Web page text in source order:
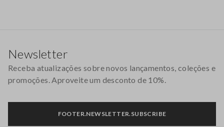
Newsletter
Receba atualizações sobre novos lançamentos, coleções e
promoções. Aproveite um desconto de 10%.
FOOTER.NEWSLETTER.SUBSCRIBE